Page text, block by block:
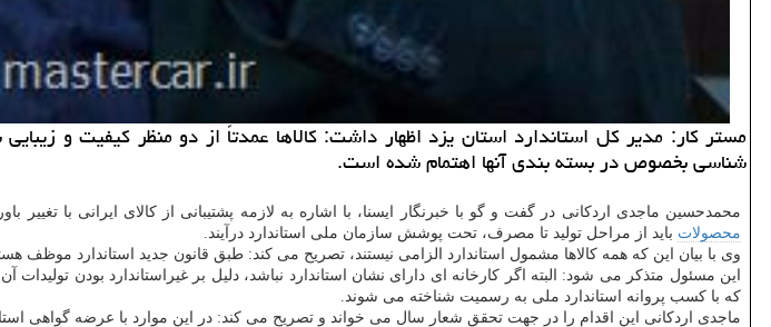
مستر كار: مدیر كل استاندارد استان یزد اظهار داشت: كالاها عمدتاً از دو منظر كیفیت و
شناسی بخصوص در بسته بندی آنها اهتمام شده است.
محمدحسین ماجدی اردكانی در گفت و گو با خبرنگار ایسنا، با اشاره به لازمه پشتیبانی از كالای ایرانی با
محصولات باید از مراحل تولید تا مصرف، تحت پوشش سازمان ملی استاندارد درآیند.
وی با بیان این كه همه كالاها مشمول استاندارد الزامی نیستند، تصریح می كند: طبق قانون جدید استاندارد موظف
این مسئول متذكر می شود: البته اگر كارخانه ای دارای نشان استاندارد نباشد، دلیل بر غیراستاندارد بودن
كه با كسب پروانه استاندارد ملی به رسمیت شناخته می شوند.
ماجدی اردكانی این اقدام را در جهت تحقق شعار سال می خواند و تصریح می كند: در این موارد با عرضه گواهی